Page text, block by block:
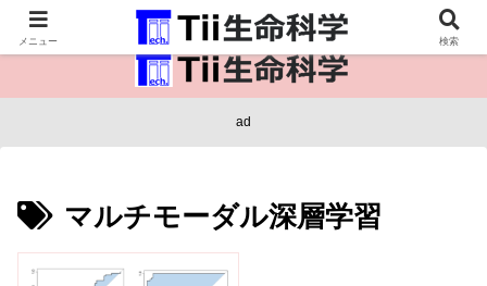
医療保健・生命・生物の情報インフラ。
ad
マルチモーダル深層学習
メニュー 検索